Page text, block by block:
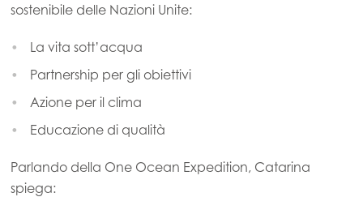
sostenibile delle Nazioni Unite:
La vita sott’acqua
Partnership per gli obiettivi
Azione per il clima
Educazione di qualità
Parlando della One Ocean Expedition, Catarina
spiega: